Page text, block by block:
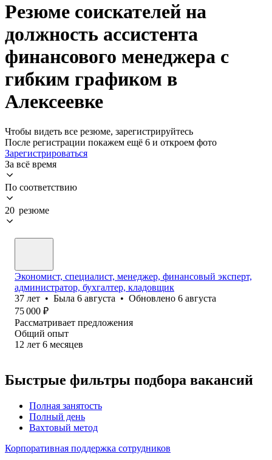
Резюме соискателей на
должность ассистента
финансового менеджера с
гибким графиком в
Алексеевке
Чтобы видеть все резюме, зарегистрируйтесь
После регистрации покажем ещё 6 и откроем фото
Зарегистрироваться
За всё время
По соответствию
20 резюме
Экономист, специалист, менеджер, финансовый эксперт,
администратор, бухгалтер, кладовщик
37 лет • Была 6 августа • Обновлено 6 августа
75 000 ₽
Рассматривает предложения
Общий опыт
12 лет 6 месяцев
Быстрые фильтры подбора вакансий
Полная занятость
Полный день
Вахтовый метод
Корпоративная поддержка сотрудников